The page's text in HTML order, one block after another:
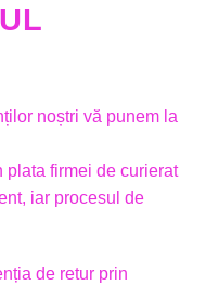
noștri vă punem la
plata firmei de curierat
iar procesul de
de retur prin